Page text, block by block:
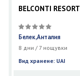
BELCONTI RESORT
Белек,Анталия
8 дни / 7 нощувки
Вид хранене: UAI